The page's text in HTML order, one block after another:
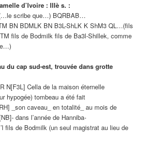
d’Ivoire : IIIè s. :
scribe que…) BQRBAB…
BN BDMLK BN B3L-ShLK K ShM3 QL…(fils
fils de Bodmilk fils de Ba3l-Shillek, comme
du cap sud-est, trouvée dans grotte
N[F3L] Cella de la maison éternelle
hypogée) tombeau a été fait
_son caveau_ en totalité_ au mois de
dans l’année de Hanniba-
fils de Bodmilk (un seul magistrat au lieu de